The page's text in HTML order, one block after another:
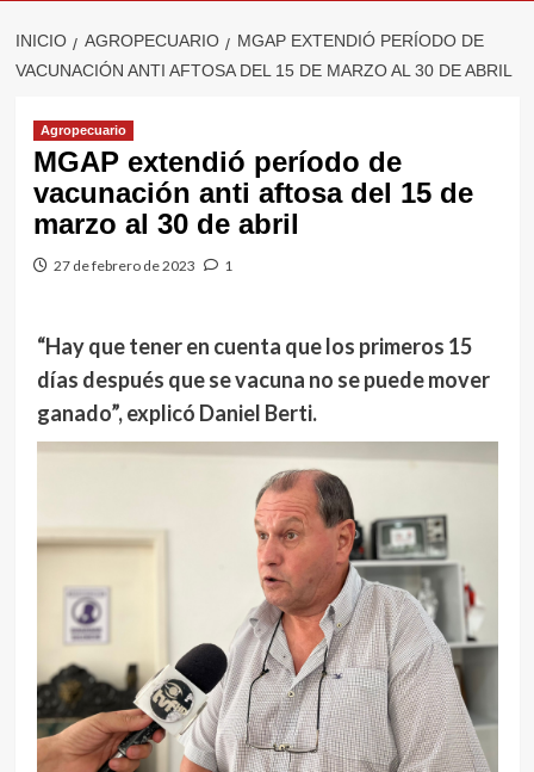
INICIO AGROPECUARIO
MGAP EXTENDIÓ PERÍODO DE
VACUNACIÓN ANTI AFTOSA DEL 15 DE MARZO AL 30 DE ABRIL
Agropecuario
MGAP extendió período de
vacunación anti aftosa del 15 de
marzo al 30 de abril
27 de febrero de 2023 1
“Hay que tener en cuenta que los primeros 15
días después que se vacuna no se puede mover
ganado”, explicó Daniel Berti.